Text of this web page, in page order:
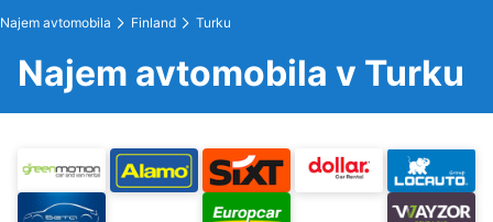
Najem avtomobila Finland Turku
Najem avtomobila v Turku